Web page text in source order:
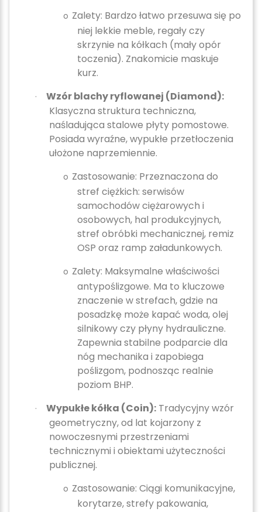
o Zalety: Bardzo łatwo przesuwa się po
niej lekkie meble, regały czy
skrzynie na kółkach (mały opór
toczenia). Znakomicie maskuje
kurz.
·
Wzór blachy ryflowanej (Diamond):
Klasyczna struktura techniczna,
naśladująca stalowe płyty pomostowe.
Posiada wyraźne, wypukłe przetłoczenia
ułożone naprzemiennie.
o Zastosowanie: Przeznaczona do
stref ciężkich: serwisów
samochodów ciężarowych i
osobowych, hal produkcyjnych,
stref obróbki mechanicznej, remiz
OSP oraz ramp załadunkowych.
o Zalety: Maksymalne właściwości
antypoślizgowe. Ma to kluczowe
znaczenie w strefach, gdzie na
posadzkę może kapać woda, olej
silnikowy czy płyny hydrauliczne.
Zapewnia stabilne podparcie dla
nóg mechanika i zapobiega
poślizgom, podnosząc realnie
poziom BHP.
· Wypukłe kółka (Coin): Tradycyjny wzór
geometryczny, od lat kojarzony z
nowoczesnymi przestrzeniami
technicznymi i obiektami użyteczności
publicznej.
o Zastosowanie: Ciągi komunikacyjne,
korytarze, strefy pakowania,